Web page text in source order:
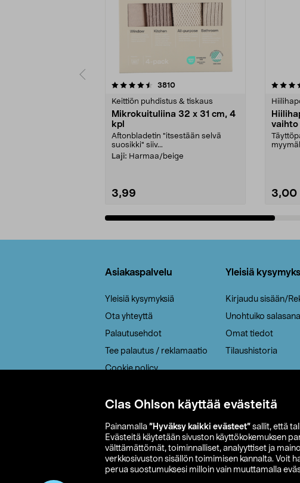
Clas Ohlson käyttää evästeitä
Painamalla ”Hyväksy kaikki evästeet” sallit, että
Evästeitä käytetään sivuston käyttökokemuksen
välttämättömät, toiminnalliset, analyyttiset ja
verkkosivuston sisällön toimimisen kannalta. Voit
perua suostumuksesi milloin vain muuttamalla
3810arvostelut
Keittiön puhdistus & tiskaus
Mikrokuituliina 32 x 31 cm, 4
kpl
Aftonbladetin "itsestään selvä
suosikki" siiv...
Laji: Harmaa/beige
3,99
4.5viidestä
vaihto
3,00
Asiakaspalvelu
Yleisiä kysymyksiä
Ota yhteyttä
Palautusehdot
Tee palautus / reklamaatio
Cookie policy
Saavutettavuus
Yleisiä
Kirjaudu sisään/
Unohtuiko
Omat tiedot
Tilaushistoria